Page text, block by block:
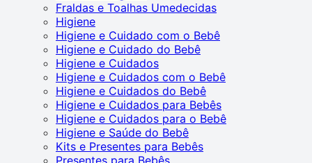
Fraldas e Toalhas Umedecidas
Higiene
Higiene e Cuidado com o Bebê
Higiene e Cuidado do Bebê
Higiene e Cuidados
Higiene e Cuidados com o Bebê
Higiene e Cuidados do Bebê
Higiene e Cuidados para Bebês
Higiene e Cuidados para o Bebê
Higiene e Saúde do Bebê
Kits e Presentes para Bebês
Presentes para Bebês